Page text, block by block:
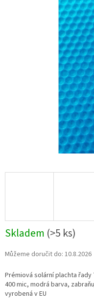
Skladem (>5 ks)
Můžeme doručit do: 10.8.2026
Prémiová solární plachta řady
400 mic, modrá barva,
vyrobená v EU